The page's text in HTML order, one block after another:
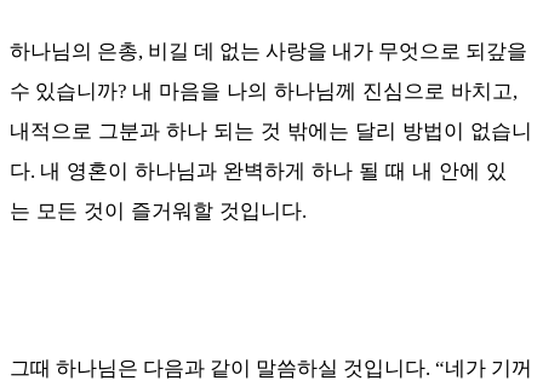
하나님의 은총, 비길 데 없는 사랑을 내가 무엇으로 되갚을
수 있습니까? 내 마음을 나의 하나님께 진심으로 바치고,
내적으로 그분과 하나 되는 것 밖에는 달리 방법이 없습니
다. 내 영혼이 하나님과 완벽하게 하나 될 때 내 안에 있
는 모든 것이 즐거워할 것입니다.
그때 하나님은 다음과 같이 말씀하실 것입니다. “네가 기꺼